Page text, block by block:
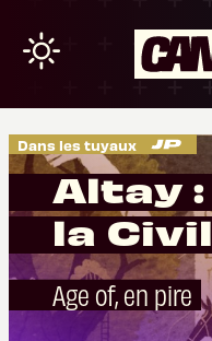
Dans les tuyaux
Altay :
la
Age of, en pire